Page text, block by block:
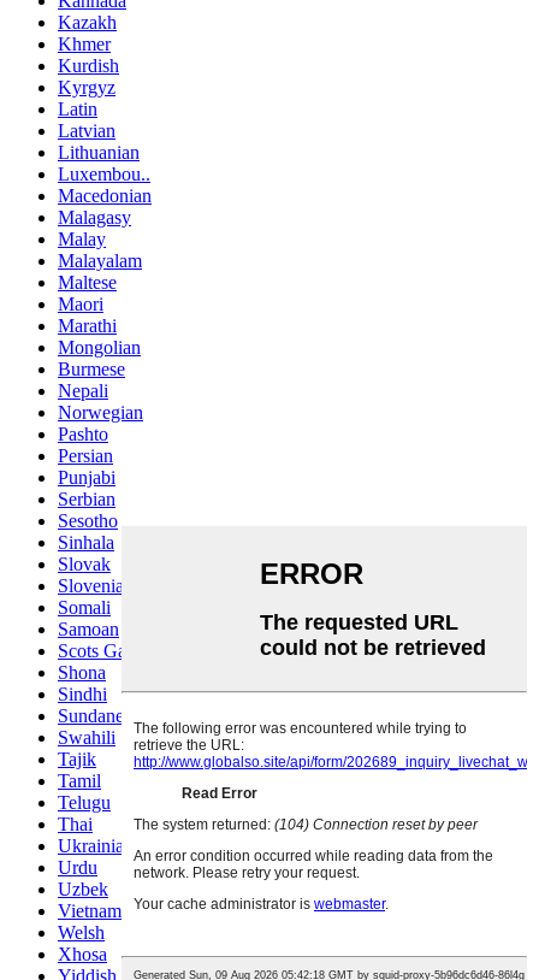
Kazakh
Khmer
Kurdish
Kyrgyz
Latin
Latvian
Lithuanian
Luxembou..
Macedonian
Malagasy
Malay
Malayalam
Maltese
Maori
Marathi
Mongolian
Burmese
Nepali
Norwegian
Pashto
Persian
Punjabi
Serbian
Sesotho
Sinhala
Slovak
Slovenian
Somali
Samoan
Scots Gaelic
Shona
Sindhi
Sundanese
Swahili
Tajik
Tamil
Telugu
Thai
Ukrainian
Urdu
Uzbek
Vietnamese
Welsh
Xhosa
Yiddish